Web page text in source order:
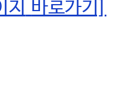
지 바로가기]